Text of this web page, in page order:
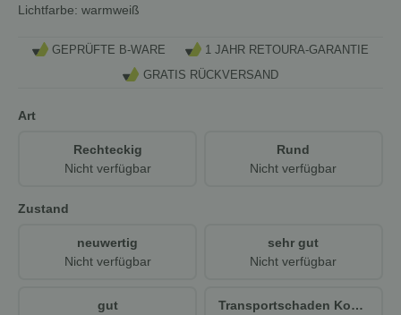
Lichtfarbe: warmweiß
GEPRÜFTE B-WARE
1 JAHR RETOURA-GARANTIE
GRATIS RÜCKVERSAND
Art
Rechteckig
Nicht verfügbar
Rund
Nicht verfügbar
Zustand
neuwertig
Nicht verfügbar
sehr gut
Nicht verfügbar
gut
Transportschaden Kosmetisch